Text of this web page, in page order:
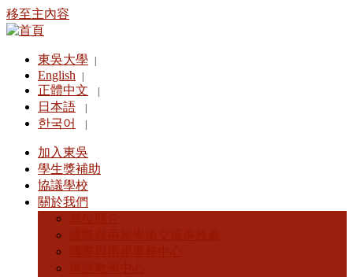
移至主內容
東吳大學
English
正體中文
日本語
한국어
加入東吳
學生獎補助
協議學校
關於我們